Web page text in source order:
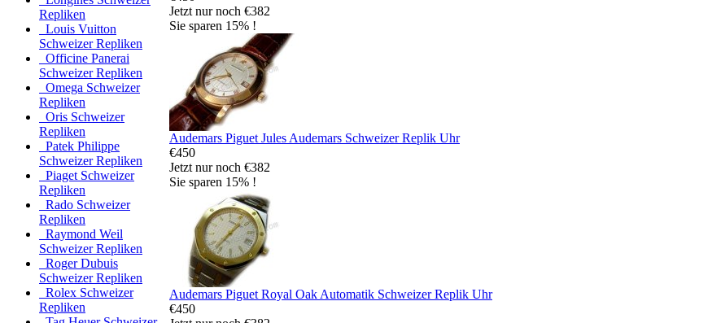
Repliken
Louis Vuitton
Schweizer Repliken
Officine Panerai
Schweizer Repliken
Omega Schweizer
Repliken
Oris Schweizer
Repliken
Patek Philippe
Schweizer Repliken
Piaget Schweizer
Repliken
Rado Schweizer
Repliken
Raymond Weil
Schweizer Repliken
Roger Dubuis
Schweizer Repliken
Rolex Schweizer
Repliken
Jetzt nur noch €382
Sie sparen 15% !
Audemars Piguet Jules Audemars Schweizer Replik Uhr
€450
Jetzt nur noch €382
Sie sparen 15% !
Audemars Piguet Royal Oak Automatik Schweizer Replik Uhr
€450